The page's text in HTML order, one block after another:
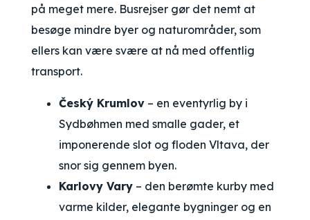
på meget mere. Busrejser gør det nemt at
besøge mindre byer og naturområder, som
ellers kan være svære at nå med offentlig
transport.
Český Krumlov – en eventyrlig by i
Sydbøhmen med smalle gader, et
imponerende slot og floden Vltava, der
snor sig gennem byen.
Karlovy Vary – den berømte kurby med
varme kilder, elegante bygninger og en